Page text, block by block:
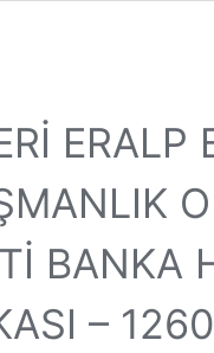
BANKA
–